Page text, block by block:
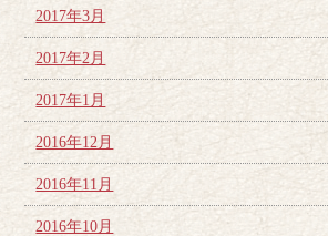
2017年3月
2017年2月
2017年1月
2016年12月
2016年11月
2016年10月